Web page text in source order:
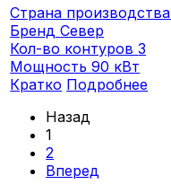
Страна производства
БрендСевер
Кол-во контуров3
Мощность90 кВт
Кратко Подробнее
Назад
1
2
Вперед